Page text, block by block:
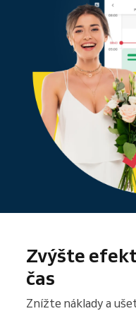
Zvýšte
čas
Znížte náklady a